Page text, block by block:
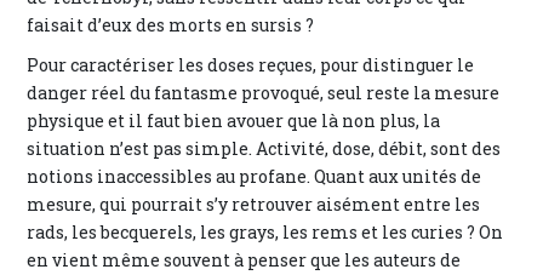
faisait d’eux des morts en sursis ?
Pour caractériser les doses reçues, pour distinguer le
danger réel du fantasme provoqué, seul reste la mesure
physique et il faut bien avouer que là non plus, la
situation n’est pas simple. Activité, dose, débit, sont des
notions inaccessibles au profane. Quant aux unités de
mesure, qui pourrait s’y retrouver aisément entre les
rads, les becquerels, les grays, les rems et les curies ? On
en vient même souvent à penser que les auteurs de